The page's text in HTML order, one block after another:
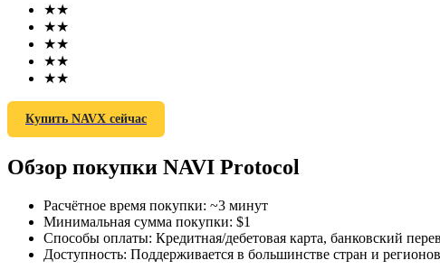
USDT-фьючерсы
★★
★★
★★
★★
★★
Купить NAVX сейчас
Обзор покупки NAVI Protocol
Расчётное время покупки: ~3 минут
Минимальная сумма покупки: $1
Способы оплаты: Кредитная/дебетовая карта, банковский
Доступность: Поддерживается в большинстве стран и